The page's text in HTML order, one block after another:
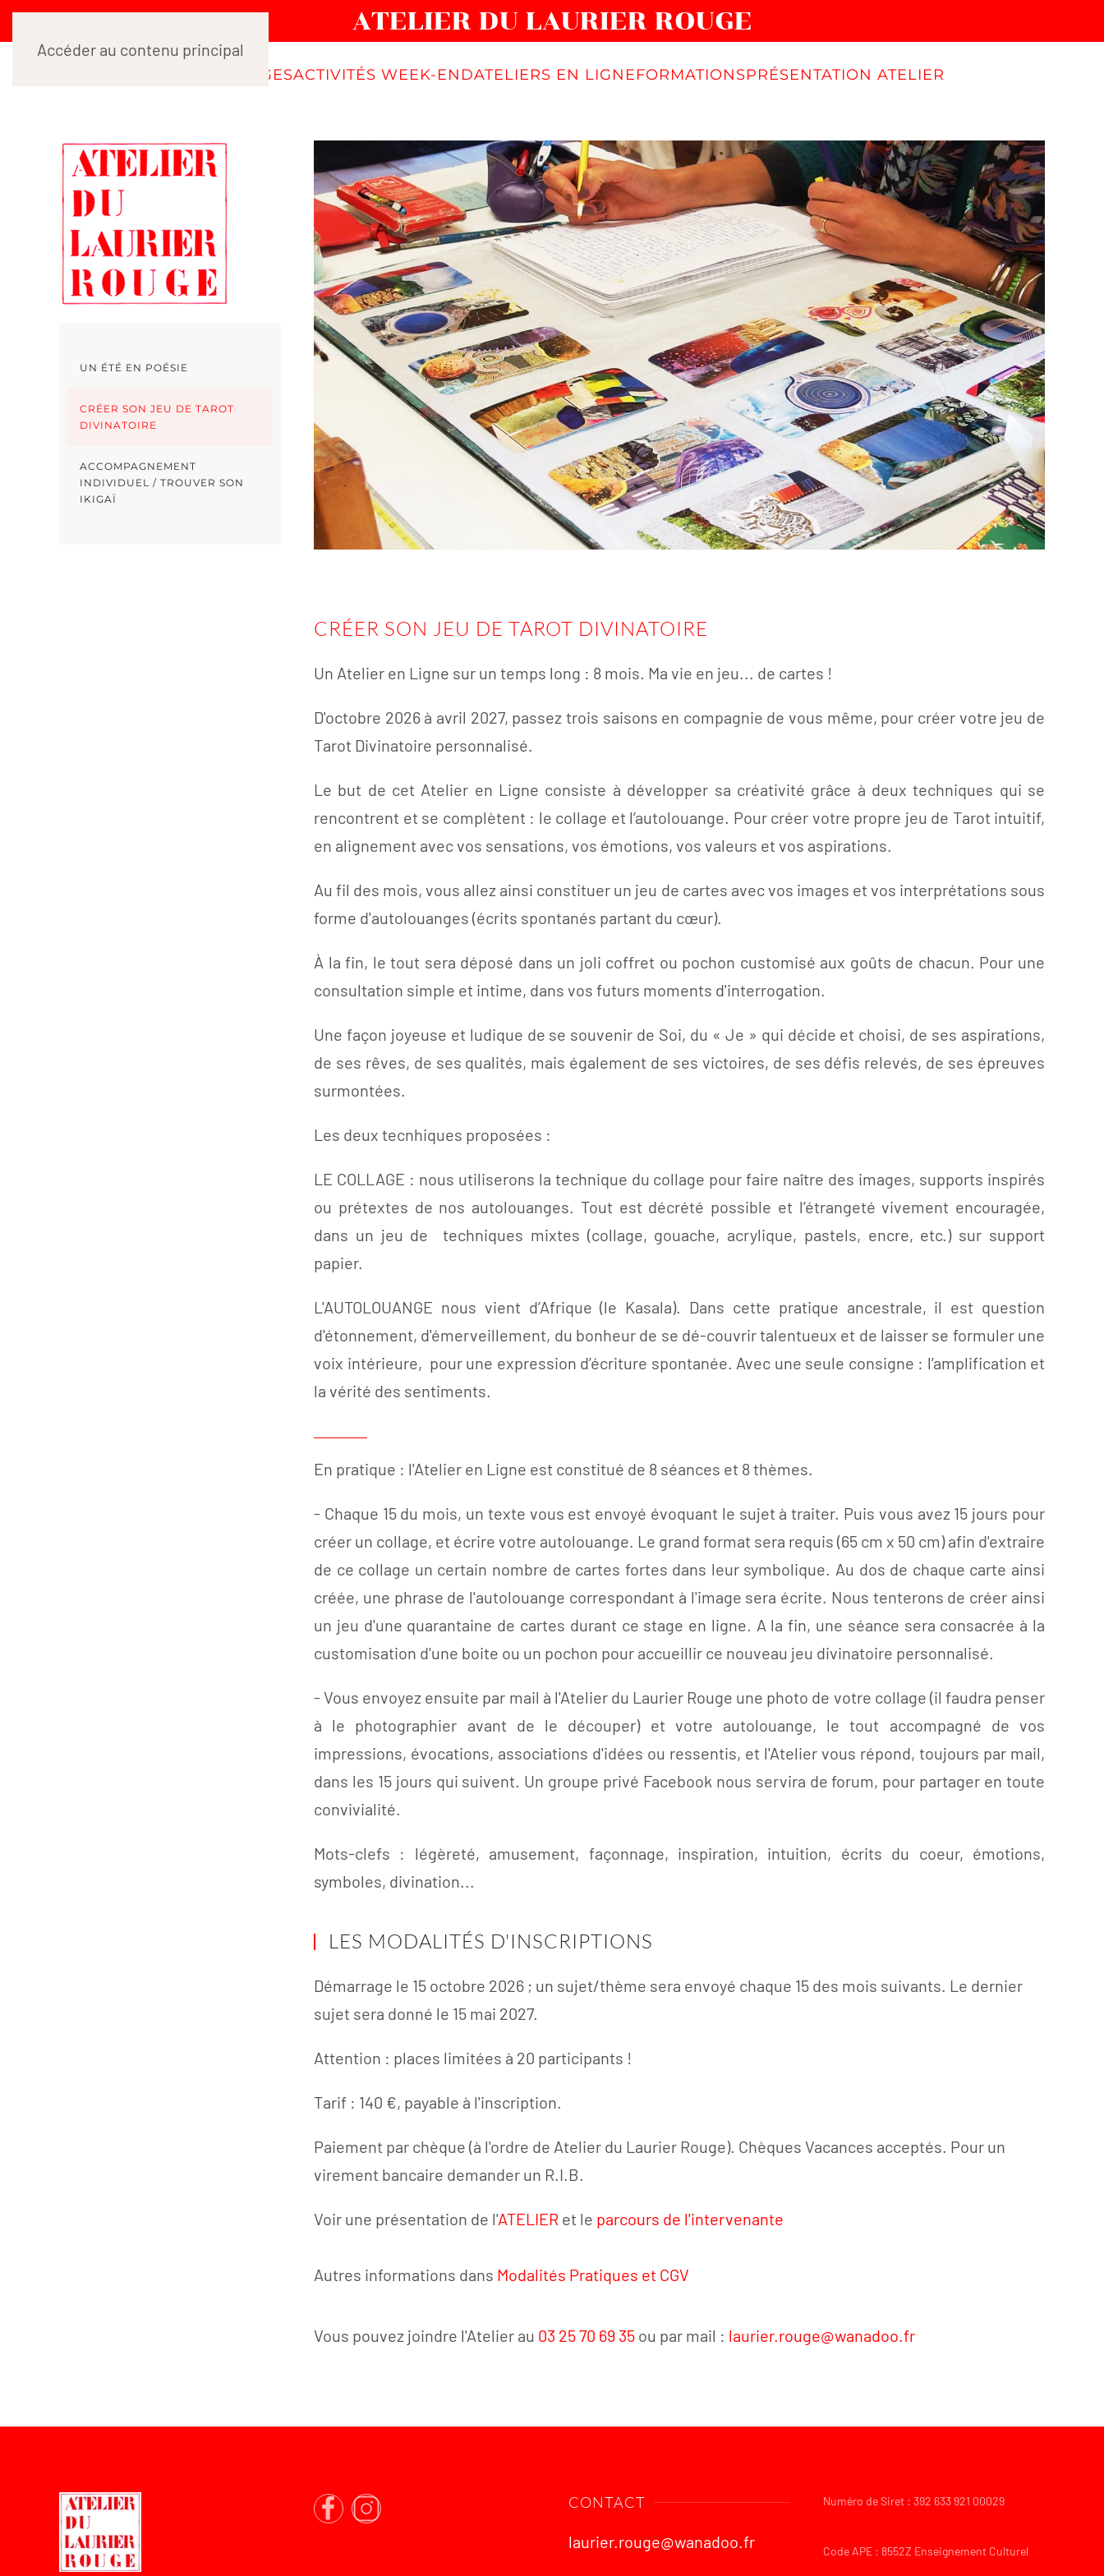
Accéder au contenu principal
ATELIER DU LAURIER ROUGE
STAGESACTIVITÉS WEEK-ENDATELIERS EN LIGNEFORMATIONSPRÉSENTATION ATELIER
UN ÉTÉ EN POÉSIE
CRÉER SON JEU DE TAROT
DIVINATOIRE
ACCOMPAGNEMENT
INDIVIDUEL / TROUVER SON
IKIGAÏ
CRÉER SON JEU DE TAROT DIVINATOIRE
Un Atelier en Ligne sur un temps long : 8 mois. Ma vie en jeu... de cartes !
D'octobre 2026 à avril 2027, passez trois saisons en compagnie de vous même, pour créer votre jeu de
Tarot Divinatoire personnalisé.
Le but de cet Atelier en Ligne consiste à développer sa créativité grâce à deux techniques qui se
rencontrent et se complètent : le collage et l’autolouange. Pour créer votre propre jeu de Tarot intuitif,
en alignement avec vos sensations, vos émotions, vos valeurs et vos aspirations.
Au fil des mois, vous allez ainsi constituer un jeu de cartes avec vos images et vos interprétations sous
forme d'autolouanges (écrits spontanés partant du cœur).
À la fin, le tout sera déposé dans un joli coffret ou pochon customisé aux goûts de chacun. Pour une
consultation simple et intime, dans vos futurs moments d'interrogation.
Une façon joyeuse et ludique de se souvenir de Soi, du « Je » qui décide et choisi, de ses aspirations,
de ses rêves, de ses qualités, mais également de ses victoires, de ses défis relevés, de ses épreuves
surmontées.
Les deux tecnhiques proposées :
LE COLLAGE : nous utiliserons la technique du collage pour faire naître des images, supports inspirés
ou prétextes de nos autolouanges. Tout est décrété possible et l’étrangeté vivement encouragée,
dans un jeu de techniques mixtes (collage, gouache, acrylique, pastels, encre, etc.) sur support
papier.
L'AUTOLOUANGE nous vient d’Afrique (le Kasala). Dans cette pratique ancestrale, il est question
d'étonnement, d'émerveillement, du bonheur de se dé-couvrir talentueux et de laisser se formuler une
voix intérieure, pour une expression d’écriture spontanée. Avec une seule consigne : l’amplification et
la vérité des sentiments.
En pratique : l'Atelier en Ligne est constitué de 8 séances et 8 thèmes.
- Chaque 15 du mois, un texte vous est envoyé évoquant le sujet à traiter. Puis vous avez 15 jours pour
créer un collage, et écrire votre autolouange. Le grand format sera requis (65 cm x 50 cm) afin d'extraire
de ce collage un certain nombre de cartes fortes dans leur symbolique. Au dos de chaque carte ainsi
créée, une phrase de l'autolouange correspondant à l'image sera écrite. Nous tenterons de créer ainsi
un jeu d'une quarantaine de cartes durant ce stage en ligne. A la fin, une séance sera consacrée à la
customisation d'une boite ou un pochon pour accueillir ce nouveau jeu divinatoire personnalisé.
- Vous envoyez ensuite par mail à l'Atelier du Laurier Rouge une photo de votre collage (il faudra penser
à le photographier avant de le découper) et votre autolouange, le tout accompagné de vos
impressions, évocations, associations d'idées ou ressentis, et l'Atelier vous répond, toujours par mail,
dans les 15 jours qui suivent. Un groupe privé Facebook nous servira de forum, pour partager en toute
convivialité.
Mots-clefs : légèreté, amusement, façonnage, inspiration, intuition, écrits du coeur, émotions,
symboles, divination...
LES MODALITÉS D'INSCRIPTIONS
Démarrage le 15 octobre 2026 ; un sujet/thème sera envoyé chaque 15 des mois suivants. Le dernier
sujet sera donné le 15 mai 2027.
Attention : places limitées à 20 participants !
Tarif : 140 €, payable à l'inscription.
Paiement par chèque (à l'ordre de Atelier du Laurier Rouge). Chèques Vacances acceptés. Pour un
virement bancaire demander un R.I.B.
Voir une présentation de l'ATELIER et le parcours de l'intervenante
Autres informations dans Modalités Pratiques et CGV
Vous pouvez joindre l'Atelier au 03 25 70 69 35 ou par mail : laurier.rouge@wanadoo.fr
CONTACT
laurier.rouge@wanadoo.fr
Numéro de Siret : 392 633 921 00029
Code APE : 8552Z Enseignement Culturel